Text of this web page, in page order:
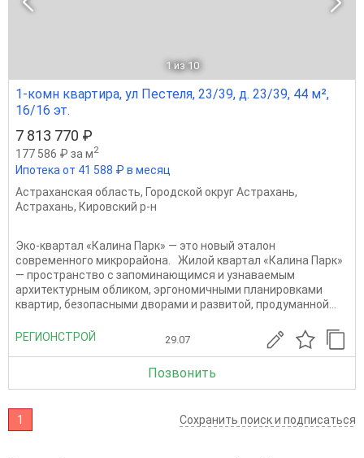
1 из 10
1-комн квартира, ул Пестеля, 23/39, д. 23/39, 44 м²,
16/16 эт.
7 813 770 ₽
177 586 ₽ за м2
Ипотека от 41 588 ₽ в месяц
Астраханская область, Городской округ Астрахань,
Астрахань, Кировский р-н
Эко-квартал «Калина Парк» — это новый эталон
современного микрорайона. Жилой квартал «Калина Парк»
— пространство с запоминающимся и узнаваемым
архитектурным обликом, эргономичными планировками
квартир, безопасными дворами и развитой, продуманной...
РЕГИОНСТРОЙ 29.07
Позвонить
1 Сохранить поиск и подписаться